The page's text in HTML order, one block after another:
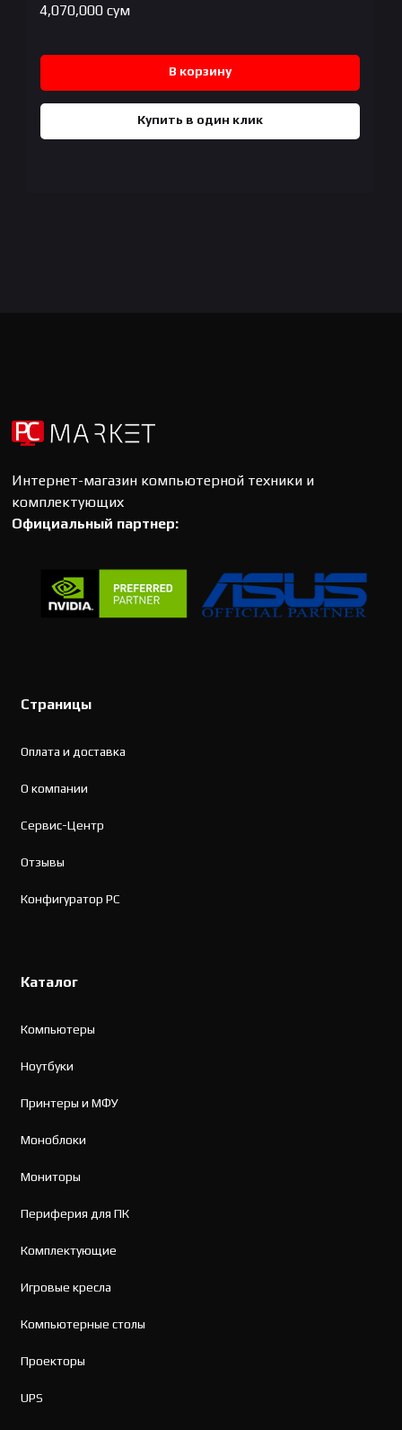
4,070,000 сум
В корзину
Купить в один клик
Интернет-магазин компьютерной техники и
комплектующих
Официальный партнер:
Страницы
Оплата и доставка
О компании
Сервис-Центр
Отзывы
Конфигуратор PC
Каталог
Компьютеры
Ноутбуки
Принтеры и МФУ
Моноблоки
Мониторы
Периферия для ПК
Комплектующие
Игровые кресла
Компьютерные столы
Проекторы
UPS